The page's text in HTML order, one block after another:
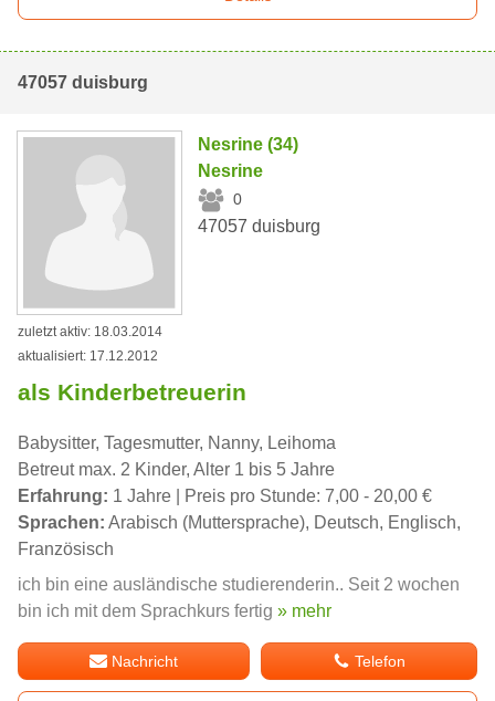
47057 duisburg
Nesrine (34)
Nesrine
0
47057 duisburg
zuletzt aktiv: 18.03.2014
aktualisiert: 17.12.2012
als Kinderbetreuerin
Babysitter, Tagesmutter, Nanny, Leihoma
Betreut max. 2 Kinder, Alter 1 bis 5 Jahre
Erfahrung: 1 Jahre | Preis pro Stunde: 7,00 - 20,00 €
Sprachen: Arabisch (Muttersprache), Deutsch, Englisch,
Französisch
ich bin eine ausländische studierenderin.. Seit 2 wochen
bin ich mit dem Sprachkurs fertig » mehr
Nachricht Telefon